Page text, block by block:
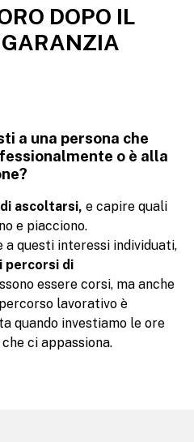
DOPO IL
GARANZIA
a una persona che
o è alla
ascoltarsi, e capire quali
e piacciono.
a questi interessi individuati,
percorsi di
essere corsi, ma anche
lavorativo è
quando investiamo le ore
ci appassiona.